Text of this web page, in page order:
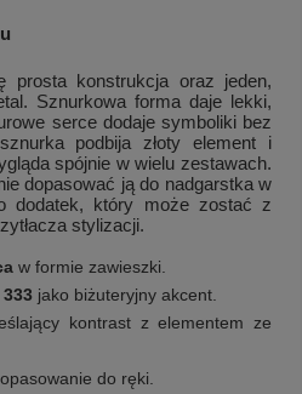
konstrukcja oraz jeden,
Sznurkowa forma daje lekki,
serce dodaje symboliki bez
podbija złoty element i
spójnie w wielu zestawach.
dopasować ją do nadgarstka w
dodatek, który może zostać z
stylizacji.
w formie zawieszki.
jako biżuteryjny akcent.
kontrast z elementem ze
do ręki.